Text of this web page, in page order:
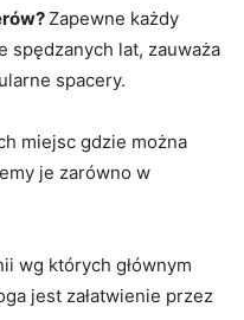
Zapewne każdy
spędzanych lat, zauważa
spacery.
miejsc gdzie można
je zarówno w
wg których głównym
jest załatwienie przez